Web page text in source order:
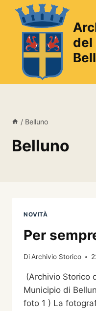
Salta
contenuto
del
/ Belluno
Belluno
NOVITÀ
Per
DiArchivio Storico
(Archivio Storico
Municipio di
foto 1 ) La